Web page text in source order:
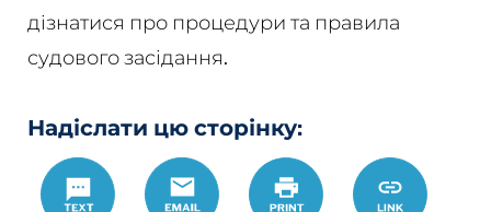
дізнатися про процедури та правила
судового засідання.
Надіслати цю сторінку:
Text
Email Роздрукувати
https://
Link